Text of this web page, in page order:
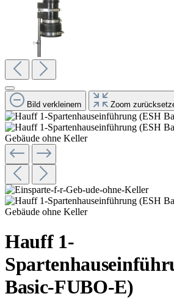
Bild verkleinern Zoom
Hauff 1-
Basic-FUBO-E)